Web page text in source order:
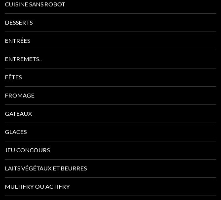
CUISINE SANS ROBOT
DESSERTS
ENTRÉES
ENTREMETS..
FÊTES
FROMAGE
GATEAUX
GLACES
JEU CONCOURS
LAITS VÉGÉTAUX ET BEURRES
MULTIFRY OU ACTIFRY